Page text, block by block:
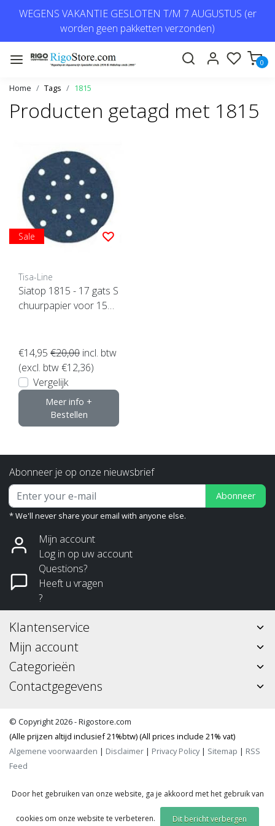
WEGENS VAKANTIE GESLOTEN T/M 7 AUGUSTUS (er
worden geen pakketten verzonden)
0
Home Tags 1815
Producten getagd met 1815
Sale
Tisa-Line
Siatop 1815 - 17 gats S
chuurpapier voor 150
€14,95 €20,00 incl. btw
(excl. btw €12,36)
Vergelijk
Meer info +
Bestellen
Abonneer je op onze nieuwsbrief
Abonneer
* We'll never share your email with anyone else.
Mijn account
Log in op uw account
Questions?
Heeft u vragen
?
Klantenservice
Mijn account
Categorieën
Contactgegevens
© Copyright 2026 - Rigostore.com
(Alle prijzen altijd inclusief 21%btw) (All prices include 21% vat)
Algemene voorwaarden | Disclaimer | Privacy Policy| Sitemap | RSS
Feed
Door het gebruiken van onze website, ga je akkoord met het gebruik van
cookies om onze website te verbeteren. Dit bericht verbergen